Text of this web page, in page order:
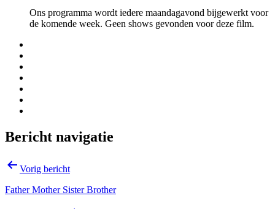
Ons programma wordt iedere maandagavond bijgewerkt voor
de komende week. Geen shows gevonden voor deze film.
Bericht navigatie
Vorig bericht
Father Mother Sister Brother